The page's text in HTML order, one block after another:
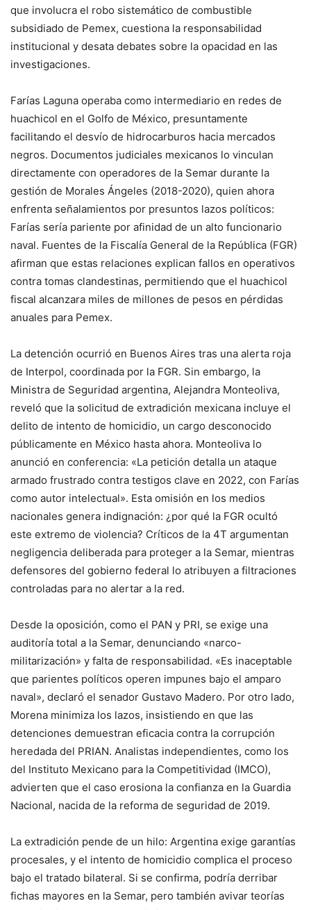
que involucra el robo sistemático de combustible
subsidiado de Pemex, cuestiona la responsabilidad
institucional y desata debates sobre la opacidad en las
investigaciones.
Farías Laguna operaba como intermediario en redes de
huachicol en el Golfo de México, presuntamente
facilitando el desvío de hidrocarburos hacia mercados
negros. Documentos judiciales mexicanos lo vinculan
directamente con operadores de la Semar durante la
gestión de Morales Ángeles (2018-2020), quien ahora
enfrenta señalamientos por presuntos lazos políticos:
Farías sería pariente por afinidad de un alto funcionario
naval. Fuentes de la Fiscalía General de la República (FGR)
afirman que estas relaciones explican fallos en operativos
contra tomas clandestinas, permitiendo que el huachicol
fiscal alcanzara miles de millones de pesos en pérdidas
anuales para Pemex.
La detención ocurrió en Buenos Aires tras una alerta roja
de Interpol, coordinada por la FGR. Sin embargo, la
Ministra de Seguridad argentina, Alejandra Monteoliva,
reveló que la solicitud de extradición mexicana incluye el
delito de intento de homicidio, un cargo desconocido
públicamente en México hasta ahora. Monteoliva lo
anunció en conferencia: «La petición detalla un ataque
armado frustrado contra testigos clave en 2022, con Farías
como autor intelectual». Esta omisión en los medios
nacionales genera indignación: ¿por qué la FGR ocultó
este extremo de violencia? Críticos de la 4T argumentan
negligencia deliberada para proteger a la Semar, mientras
defensores del gobierno federal lo atribuyen a filtraciones
controladas para no alertar a la red.
Desde la oposición, como el PAN y PRI, se exige una
auditoría total a la Semar, denunciando «narco-
militarización» y falta de responsabilidad. «Es inaceptable
que parientes políticos operen impunes bajo el amparo
naval», declaró el senador Gustavo Madero. Por otro lado,
Morena minimiza los lazos, insistiendo en que las
detenciones demuestran eficacia contra la corrupción
heredada del PRIAN. Analistas independientes, como los
del Instituto Mexicano para la Competitividad (IMCO),
advierten que el caso erosiona la confianza en la Guardia
Nacional, nacida de la reforma de seguridad de 2019.
La extradición pende de un hilo: Argentina exige garantías
procesales, y el intento de homicidio complica el proceso
bajo el tratado bilateral. Si se confirma, podría derribar
fichas mayores en la Semar, pero también avivar teorías